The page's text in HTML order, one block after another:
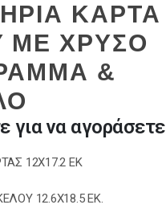
ΚΑΡΤΑ
ΜΕ ΧΡΥΣΟ
&
για να αγοράσετε
12Χ17.2 ΕΚ
12.6Χ18.5 ΕΚ.